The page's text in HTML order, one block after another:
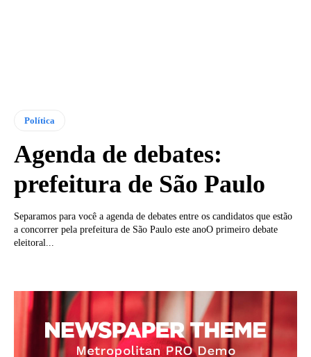
Política
Agenda de debates:
prefeitura de São Paulo
Separamos para você a agenda de debates entre os candidatos que estão
a concorrer pela prefeitura de São Paulo este anoO primeiro debate
eleitoral...